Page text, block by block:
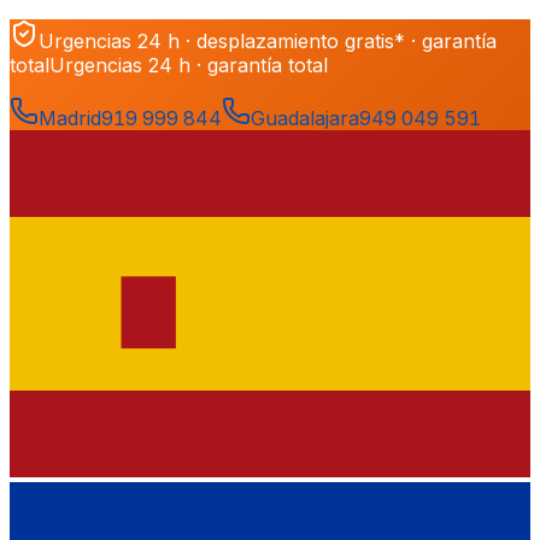
Urgencias 24 h · desplazamiento gratis* · garantía
totalUrgencias 24 h · garantía total
Madrid919 999 844 Guadalajara949 049 591